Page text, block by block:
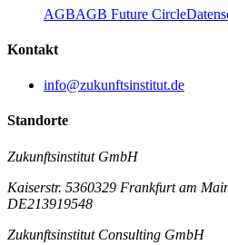
AGBAGB Future Circle
Kontakt
info@zukunftsinstitut.de
Standorte
Zukunftsinstitut GmbH
Kaiserstr. 5360329 Frankfurt am
DE213919548
Zukunftsinstitut Consulting GmbH